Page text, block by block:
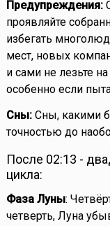
Предупреждения:
проявляйте
избегать
мест, новых
и сами не лезьте
особенно если
Сны:Сны, какими
точностью до
После 02:13 -
цикла:
Фаза Луны:
четверть, Луна